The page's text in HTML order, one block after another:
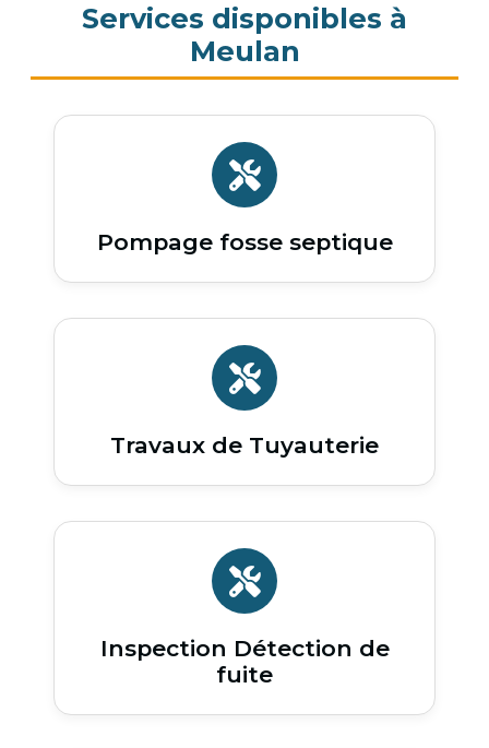
Services disponibles à
Meulan
Pompage fosse septique
Travaux de Tuyauterie
Inspection Détection de
fuite